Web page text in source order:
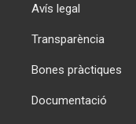
Avís legal
Transparència
Bones pràctiques
Documentació